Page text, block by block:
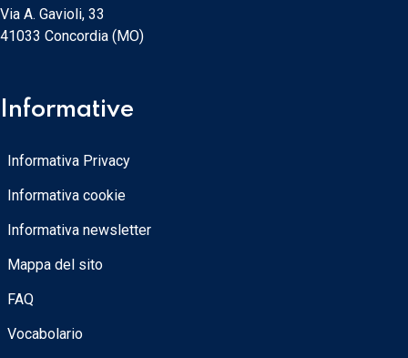
Via A. Gavioli, 33
41033 Concordia (MO)
Informative
Informativa Privacy
Informativa cookie
Informativa newsletter
Mappa del sito
FAQ
Vocabolario